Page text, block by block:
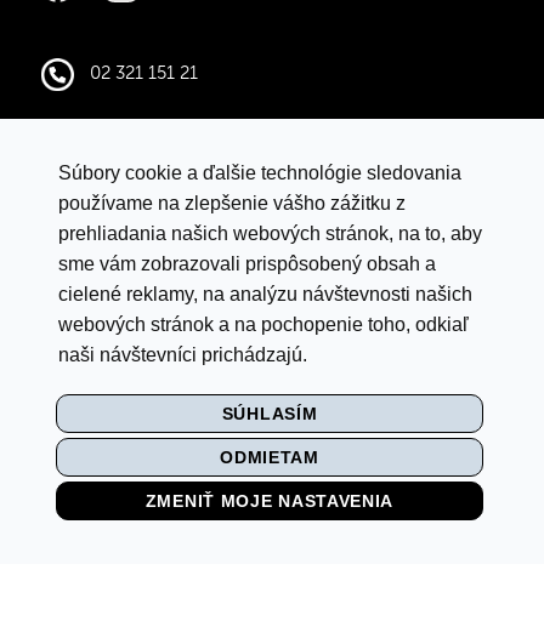
Súbory cookie a ďalšie technológie sledovania
používame na zlepšenie vášho zážitku z
prehliadania našich webových stránok, na to, aby
sme vám zobrazovali prispôsobený obsah a
cielené reklamy, na analýzu návštevnosti našich
webových stránok a na pochopenie toho, odkiaľ
naši návštevníci prichádzajú.
SÚHLASÍM
ODMIETAM
ZMENIŤ MOJE NASTAVENIA
02 321 151 21
Google mapy
VYHLÁSENIE O OCHRANE ÚDAJOV
LETNÁ SÚŤAŽ S ISTYLE
MULTI
NASTAVENIE COOKIES